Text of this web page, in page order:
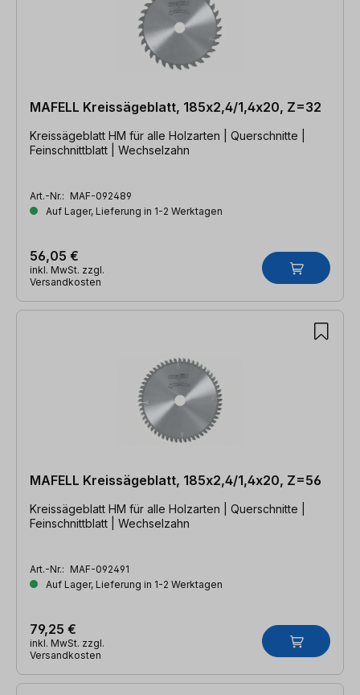
MAFELL Kreissägeblatt, 185x2,4/1,4x20, Z=32
Kreissägeblatt HM für alle Holzarten | Querschnitte |
Feinschnittblatt | Wechselzahn
Art.-Nr.: MAF-092489
Auf Lager, Lieferung in 1-2 Werktagen
56,05 €
inkl. MwSt. zzgl.
Versandkosten
MAFELL Kreissägeblatt, 185x2,4/1,4x20, Z=56
Kreissägeblatt HM für alle Holzarten | Querschnitte |
Feinschnittblatt | Wechselzahn
Art.-Nr.: MAF-092491
Auf Lager, Lieferung in 1-2 Werktagen
79,25 €
inkl. MwSt. zzgl.
Versandkosten